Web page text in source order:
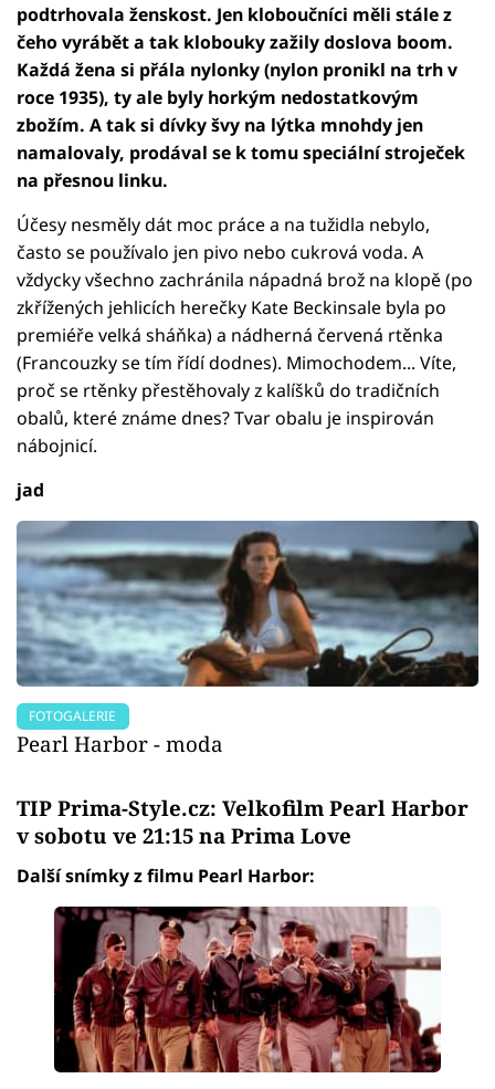
podtrhovala ženskost. Jen kloboučníci měli stále z
čeho vyrábět a tak klobouky zažily doslova boom.
Každá žena si přála nylonky (nylon pronikl na trh v
roce 1935), ty ale byly horkým nedostatkovým
zbožím. A tak si dívky švy na lýtka mnohdy jen
namalovaly, prodával se k tomu speciální stroječek
na přesnou linku.
Účesy nesměly dát moc práce a na tužidla nebylo,
často se používalo jen pivo nebo cukrová voda. A
vždycky všechno zachránila nápadná brož na klopě (po
zkřížených jehlicích herečky Kate Beckinsale byla po
premiéře velká sháňka) a nádherná červená rtěnka
(Francouzky se tím řídí dodnes). Mimochodem... Víte,
proč se rtěnky přestěhovaly z kalíšků do tradičních
obalů, které známe dnes? Tvar obalu je inspirován
nábojnicí.
jad
FOTOGALERIE
Pearl Harbor - moda
TIP Prima-Style.cz: Velkofilm Pearl Harbor
v sobotu ve 21:15 na Prima Love
Další snímky z filmu Pearl Harbor: